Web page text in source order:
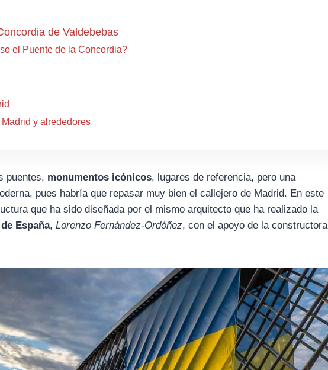
de Valdebebas
el Puente de la Concordia?
y alrededores
puentes, monumentos icónicos, lugares de referencia, pero una
pues habría que repasar muy bien el callejero de Madrid. En este
que ha sido diseñada por el mismo arquitecto que ha realizado la
España, Lorenzo Fernández-Ordóñez, con el apoyo de la constructora